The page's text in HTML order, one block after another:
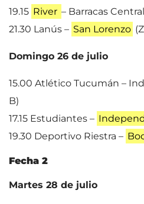
19.15 River – Barracas
21.30 Lanús – San Lorenzo
Domingo 26 de julio
15.00 Atlético Tucumán –
B)
17.15 Estudiantes –
19.30 Deportivo Riestra –
Fecha 2
Martes 28 de julio